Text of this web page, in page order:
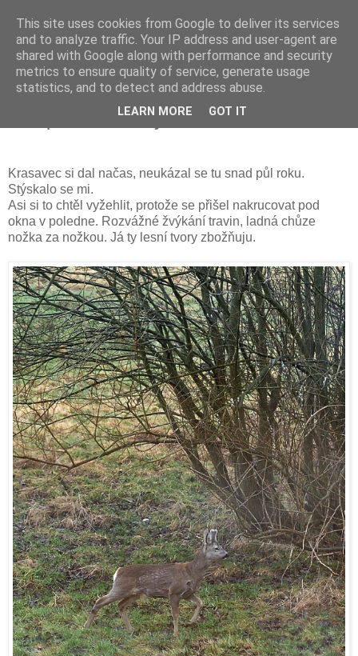
Chlupaté návštěvy
Krasavec si dal načas, neukázal se tu snad půl roku.
Stýskalo se mi.
Asi si to chtěl vyžehlit, protože se přišel nakrucovat pod
okna v poledne. Rozvážné žvýkání travin, ladná chůze
nožka za nožkou. Já ty lesní tvory zbožňuju.
This site uses cookies from Google to deliver its services
and to analyze traffic. Your IP address and user-agent are
shared with Google along with performance and security
metrics to ensure quality of service, generate usage
statistics, and to detect and address abuse.
LEARN MORE GOT IT